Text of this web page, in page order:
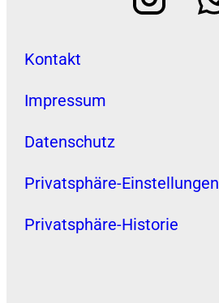
Kontakt
Impressum
Datenschutz
Privatsphäre-Einstellungen
Privatsphäre-Historie